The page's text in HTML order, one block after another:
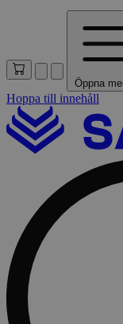
Öppna
Hoppa till innehåll